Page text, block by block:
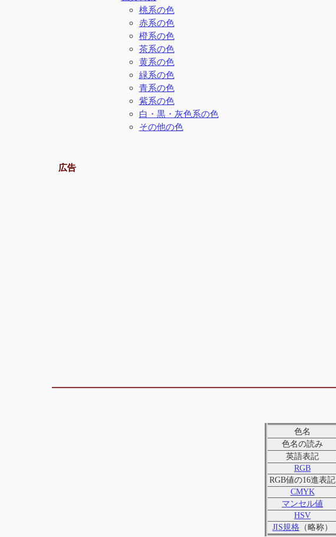
桃系の色
赤系の色
橙系の色
茶系の色
黄系の色
緑系の色
青系の色
紫系の色
白・黒・灰色系の色
その他の色
広告
色名
色名の読み
英語表記
RGB
RGB値の16進表記
CMYK
マンセル値
HSV
JIS規格 （略称）